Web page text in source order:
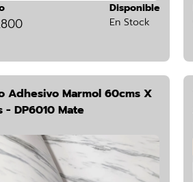
Disponible
En Stock
Adhesivo Marmol 60cms X
- DP6010 Mate